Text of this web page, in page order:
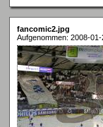
fancomic2.jpg
Aufgenommen: 2008-